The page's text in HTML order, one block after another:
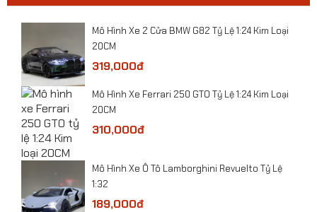
Mô hình Máy bay SU-57E tỷ lệ 1:100
​Mô Hình Xe 2 Cửa BMW G82 Tỷ Lệ 1:24 Kim Loại
20CM
319,000đ
​Mô Hình Xe Ferrari 250 GTO Tỷ Lệ 1:24 Kim Loại
20CM
310,000đ
​Mô Hình Xe Ô Tô Lamborghini Revuelto Tỷ Lệ
1:32
189,000đ